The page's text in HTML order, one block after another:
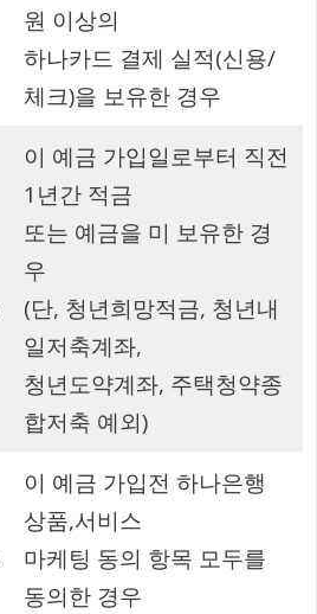
원 이상의
하나카드 결제 실적(신용/
체크)을 보유한 경우
이 예금 가입일로부터 직전
1년간 적금
또는 예금을 미 보유한 경
우
(단, 청년희망적금, 청년내
일저축계좌,
청년도약계좌, 주택청약종
합저축 예외)
이 예금 가입전 하나은행
상품,서비스
마케팅 동의 항목 모두를
동의한 경우